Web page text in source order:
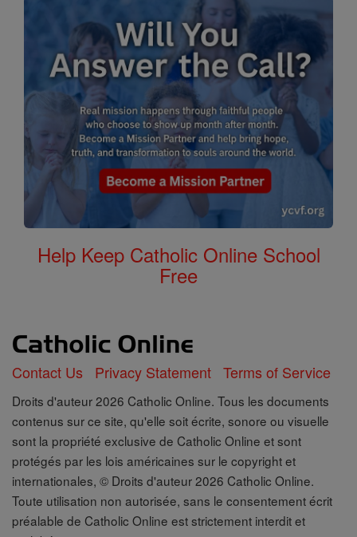
Help Keep Catholic Online School
Free
Contact Us Privacy Statement Terms of Service
Droits d'auteur 2026 Catholic Online. Tous les documents
contenus sur ce site, qu'elle soit écrite, sonore ou visuelle
sont la propriété exclusive de Catholic Online et sont
protégés par les lois américaines sur le copyright et
internationales, © Droits d'auteur 2026 Catholic Online.
Toute utilisation non autorisée, sans le consentement écrit
préalable de Catholic Online est strictement interdit et